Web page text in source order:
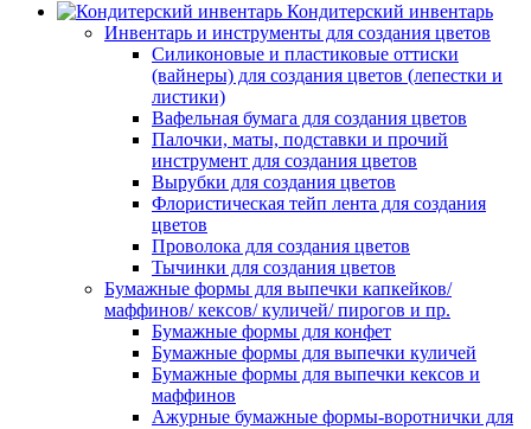
Кондитерский инвентарь
Инвентарь и инструменты для создания цветов
Силиконовые и пластиковые оттиски
(вайнеры) для создания цветов (лепестки и
листики)
Вафельная бумага для создания цветов
Палочки, маты, подставки и прочий
инструмент для создания цветов
Вырубки для создания цветов
Флористическая тейп лента для создания
цветов
Проволока для создания цветов
Тычинки для создания цветов
Бумажные формы для выпечки капкейков/
маффинов/ кексов/ куличей/ пирогов и пр.
Бумажные формы для конфет
Бумажные формы для выпечки куличей
Бумажные формы для выпечки кексов и
маффинов
Ажурные бумажные формы-воротнички для